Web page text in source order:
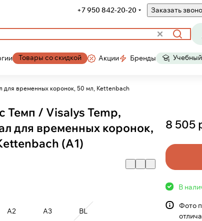
+7 950 842-20-20 Заказать
Товары со скидкой Акции Бренды
для временных коронок, 50 мл, Kettenbach
Темп / Visalys Temp,
для временных коронок,
(A1)
A2 A3 BL
8 505
В
Фото